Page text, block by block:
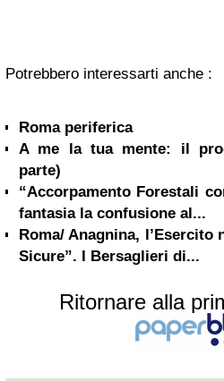
Potrebbero interessarti anche :
Roma periferica
A me la tua mente: il
parte)
“Accorpamento Forestali
fantasia la confusione al...
Roma/ Anagnina, l’Esercito
Sicure”. I Bersaglieri di...
Ritornare alla